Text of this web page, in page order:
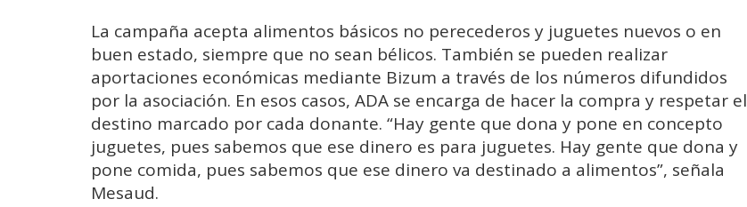
La campaña acepta alimentos básicos no perecederos y juguetes nuevos o en
buen estado, siempre que no sean bélicos. También se pueden realizar
aportaciones económicas mediante Bizum a través de los números difundidos
por la asociación. En esos casos, ADA se encarga de hacer la compra y respetar el
destino marcado por cada donante. “Hay gente que dona y pone en concepto
juguetes, pues sabemos que ese dinero es para juguetes. Hay gente que dona y
pone comida, pues sabemos que ese dinero va destinado a alimentos”, señala
Mesaud.